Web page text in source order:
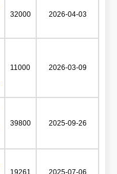
32000 2026-04-03
11000 2026-03-09
39800 2025-09-26